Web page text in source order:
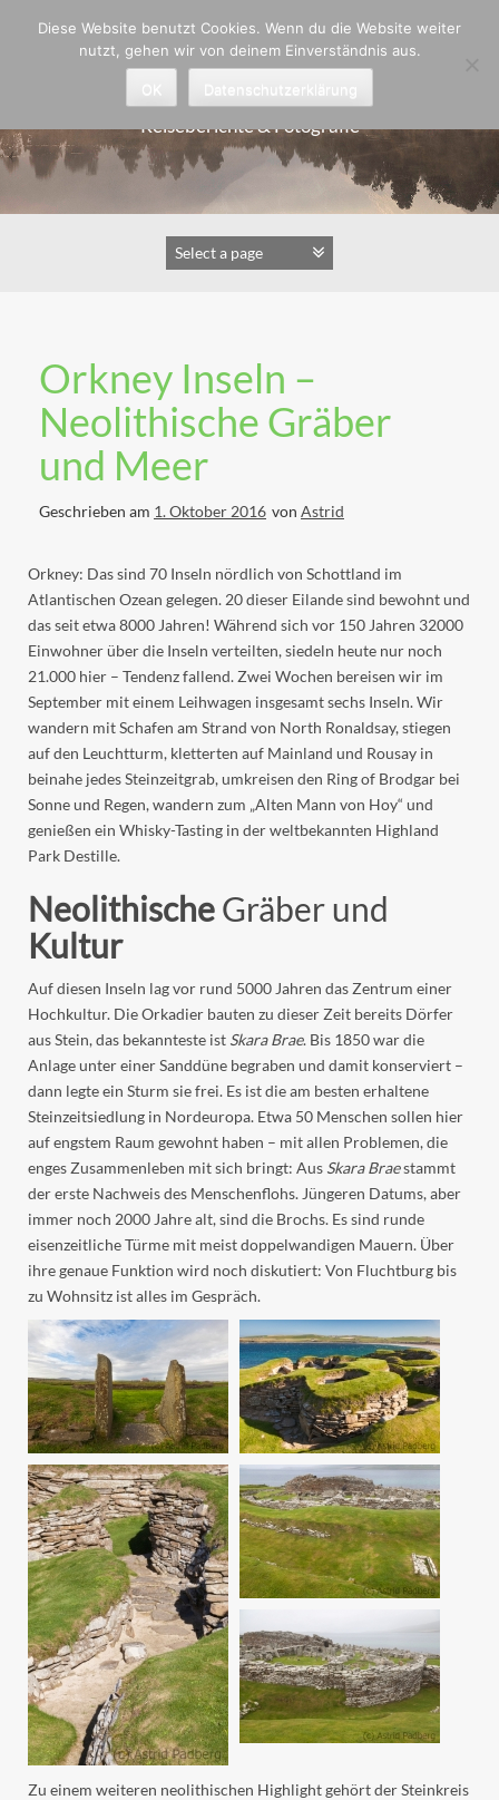
Astrid Padberg
Reiseberichte & Fotografie
Orkney Inseln –
Neolithische Gräber
und Meer
Geschrieben am 1. Oktober 2016 von Astrid
Orkney: Das sind 70 Inseln nördlich von Schottland im
Atlantischen Ozean gelegen. 20 dieser Eilande sind bewohnt und
das seit etwa 8000 Jahren! Während sich vor 150 Jahren 32000
Einwohner über die Inseln verteilten, siedeln heute nur noch
21.000 hier – Tendenz fallend. Zwei Wochen bereisen wir im
September mit einem Leihwagen insgesamt sechs Inseln. Wir
wandern mit Schafen am Strand von North Ronaldsay, stiegen
auf den Leuchtturm, kletterten auf Mainland und Rousay in
beinahe jedes Steinzeitgrab, umkreisen den Ring of Brodgar bei
Sonne und Regen, wandern zum „Alten Mann von Hoy“ und
genießen ein Whisky-Tasting in der weltbekannten Highland
Park Destille.
NeolithischeGräber und
Kultur
Auf diesen Inseln lag vor rund 5000 Jahren das Zentrum einer
Hochkultur. Die Orkadier bauten zu dieser Zeit bereits Dörfer
aus Stein, das bekannteste ist Skara Brae. Bis 1850 war die
Anlage unter einer Sanddüne begraben und damit konserviert –
dann legte ein Sturm sie frei. Es ist die am besten erhaltene
Steinzeitsiedlung in Nordeuropa. Etwa 50 Menschen sollen hier
auf engstem Raum gewohnt haben – mit allen Problemen, die
enges Zusammenleben mit sich bringt: Aus Skara Braestammt
der erste Nachweis des Menschenflohs. Jüngeren Datums, aber
immer noch 2000 Jahre alt, sind die Brochs. Es sind runde
eisenzeitliche Türme mit meist doppelwandigen Mauern. Über
ihre genaue Funktion wird noch diskutiert: Von Fluchtburg bis
zu Wohnsitz ist alles im Gespräch.
Zu einem weiteren neolithischen Highlight gehört der Steinkreis
Diese Website benutzt Cookies. Wenn du die Website weiter
nutzt, gehen wir von deinem Einverständnis aus.